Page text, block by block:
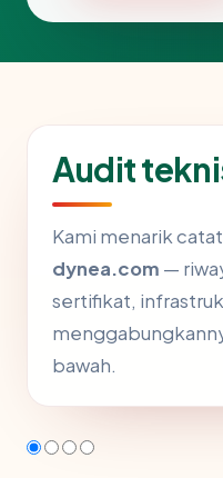
Audit
Kami menarik
dynea.com —
sertifikat,
bawah.